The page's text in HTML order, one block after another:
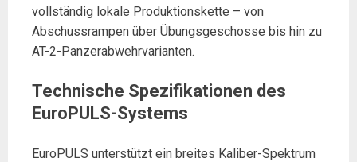
vollständig lokale Produktionskette – von
Abschussrampen über Übungsgeschosse bis hin zu
AT-2-Panzerabwehrvarianten.
Technische Spezifikationen des
EuroPULS-Systems
EuroPULS unterstützt ein breites Kaliber-Spektrum